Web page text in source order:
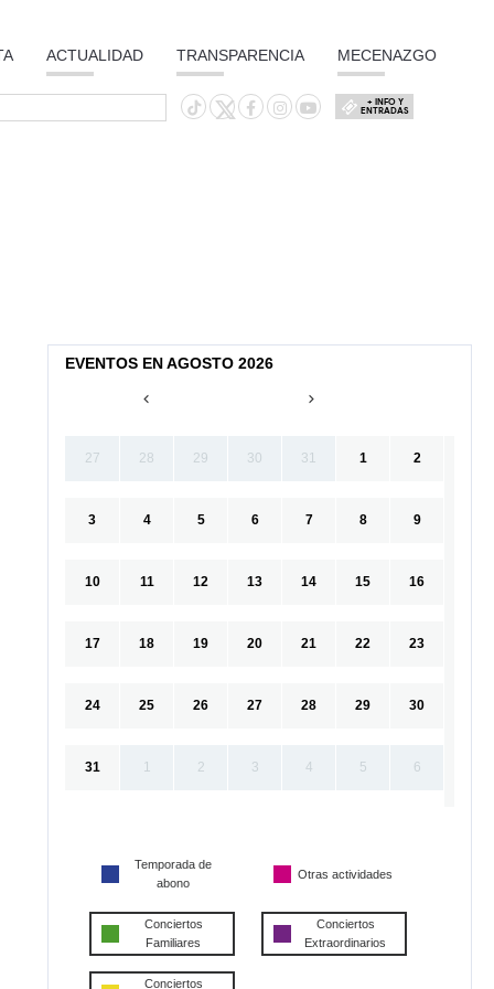
ACTUALIDAD TRANSPARENCIA MECENAZGO
+ INFO Y
ENTRADAS
EVENTOS EN AGOSTO 2026
27 28 29 30 31 1 2
3 4 5 6 7 8 9
10 11 12 13 14 15 16
17 18 19 20 21 22 23
24 25 26 27 28 29 30
31 1 2 3 4 5 6
Temporada de
abono
Otras actividades
Conciertos
Familiares
Conciertos
Extraordinarios
Conciertos